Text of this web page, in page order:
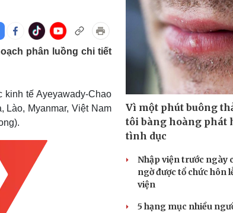
Doanh nghiệp
Thông tin doanh nghiệp
Doanh nghiệp 24h
Công
Sành
Tin
Trải
Du lịch
Podcast
Câu
Cửa
Kể
Hạt
phân luồng chi tiết
tế Ayeyawady-Chao
Lào, Myanmar, Việt Nam
Vì một phút buông
tôi bàng hoàng phát
tình dục
Nhập viện trước ngày
ngờ được tổ chức hôn
viện
5 hạng mục nhiều